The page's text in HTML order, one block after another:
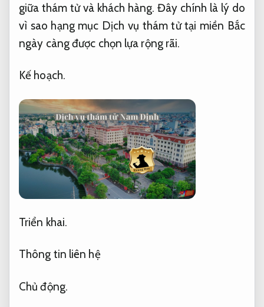
giữa thám tử và khách hàng. Đây chính là lý do
vì sao hạng mục Dịch vụ thám tử tại miền Bắc
ngày càng được chọn lựa rộng rãi.
Kế hoạch.
Triển khai.
Thông tin liên hệ
Chủ động.